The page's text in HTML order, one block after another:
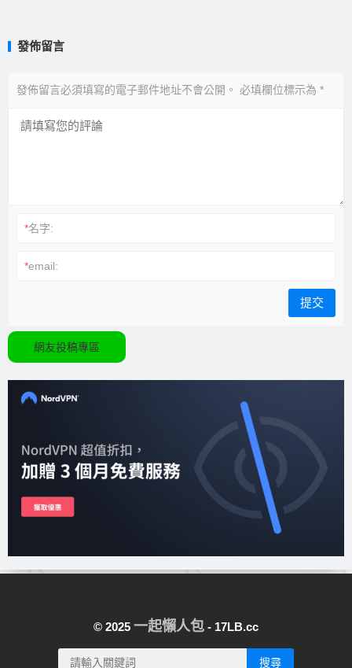
發佈留言
發佈留言必須填寫的電子郵件地址不會公開。 必填欄位標示為 *
*名字:
*email:
網友投稿專區
© 2025 一起懶人包 - 17LB.cc
搜尋